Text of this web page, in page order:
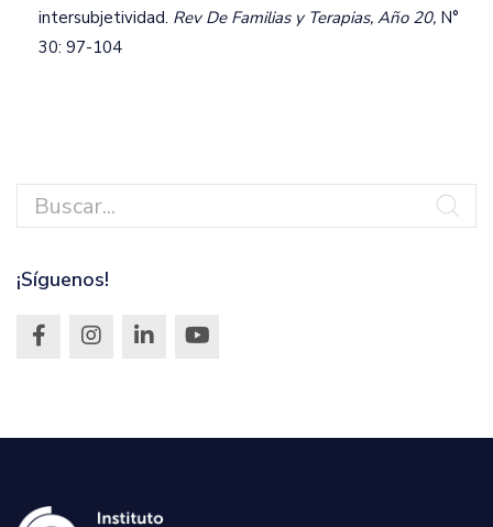
intersubjetividad. Rev De Familias y Terapias, Año 20, N°
30: 97-104
¡Síguenos!